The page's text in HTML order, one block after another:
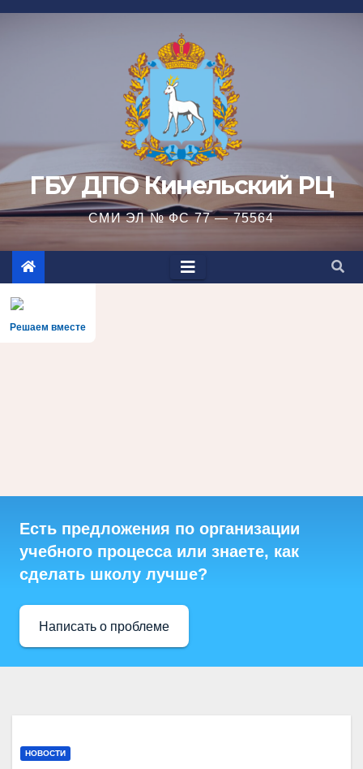
Перейти
ГБУ ДПО Кинельский РЦ
СМИ ЭЛ № ФС 77 — 75564
Решаем вместе
Есть предложения по организации
учебного процесса или знаете, как
сделать школу лучше?
Написать о проблеме
НОВОСТИ